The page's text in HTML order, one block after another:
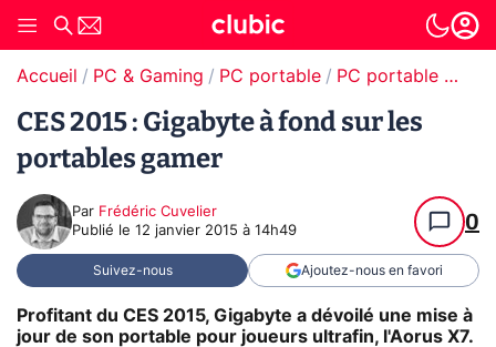
Accueil PC & Gaming PC portable PC portable gamer
CES 2015 : Gigabyte à fond sur les
portables gamer
Par Frédéric Cuvelier
Publié le 12 janvier 2015 à 14h49 0
Suivez-nous Ajoutez-nous en favori
Profitant du CES 2015, Gigabyte a dévoilé une mise à
jour de son portable pour joueurs ultrafin, l'Aorus X7.